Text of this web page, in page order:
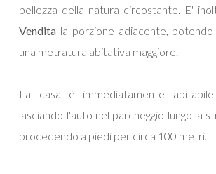
bellezza della natura circostante. E'
Vendita la porzione adiacente, potendo
una metratura abitativa maggiore.
La casa è immediatamente
lasciando l'auto nel parcheggio lungo la
procedendo a piedi per circa 100 metri.
5+